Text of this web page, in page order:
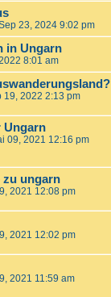
23, 2024 9:02 pm
in Ungarn
8:01 am
19, 2022 2:13 pm
Ungarn
09, 2021 12:16 pm
zu ungarn
2021 12:08 pm
2021 12:02 pm
2021 11:59 am